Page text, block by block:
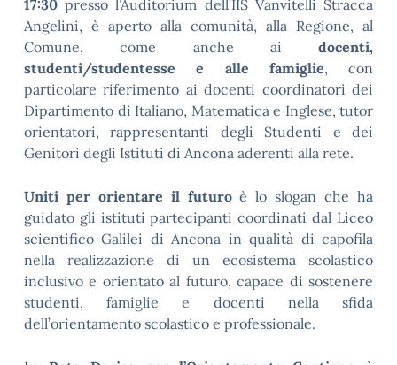
17:30 presso l’Auditorium dell’IIS Vanvitelli Stracca
Angelini, è aperto alla comunità, alla Regione, al
Comune, come anche ai docenti,
studenti/studentesse e alle famiglie, con
particolare riferimento ai docenti coordinatori dei
Dipartimento di Italiano, Matematica e Inglese, tutor
orientatori, rappresentanti degli Studenti e dei
Genitori degli Istituti di Ancona aderenti alla rete.
Uniti per orientare il futuroè lo slogan che ha
guidato gli istituti partecipanti coordinati dal Liceo
scientifico Galilei di Ancona in qualità di capofila
nella realizzazione di un ecosistema scolastico
inclusivo e orientato al futuro, capace di sostenere
studenti, famiglie e docenti nella sfida
dell’orientamento scolastico e professionale.